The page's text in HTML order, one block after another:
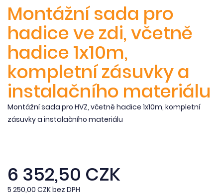
Montážní sada pro
hadice ve zdi, včetně
hadice 1x10m,
kompletní zásuvky a
instalačního materiálu
Montážní sada pro HVZ, včetně hadice 1x10m, kompletní
zásuvky a instalačního materiálu
6 352,50 CZK
5 250,00 CZK bez DPH